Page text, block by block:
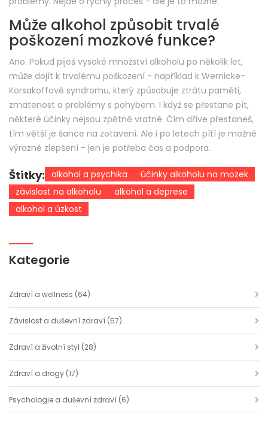
Může alkohol způsobit trvalé
poškození mozkové funkce?
Ano. Pokud piješ vysoké množství alkoholu po několik let,
může dojít k trvalému poškození - například k Wernicke-
Korsakoffově syndromu, který způsobuje ztrátu paměti,
zmatenost a problémy s pohybem. I když se přestane pít,
některé účinky nejsou zpětně vratné. Čím dříve přestaneš,
tím větší je šance na zotavení. Ale i po letech pítí je možné
výrazné zlepšení - jen je potřeba čas a podpora.
Štítky: alkohol a psychika
účinky alkoholu na mozek
závislost na alkoholu
alkohol a deprese
alkohol a úzkost
Kategorie
Zdraví a wellness (64)
Závislost a duševní zdraví (57)
Zdraví a životní styl (28)
Zdraví a drogy (17)
Psychologie a duševní zdraví (6)